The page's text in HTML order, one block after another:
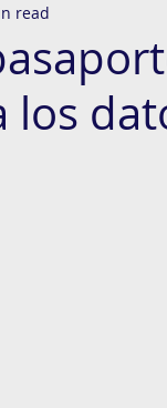
los
read